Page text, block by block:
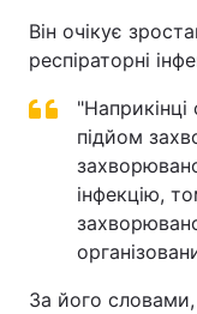
Він очікує
респіраторні
підйом
інфекцію,
За його